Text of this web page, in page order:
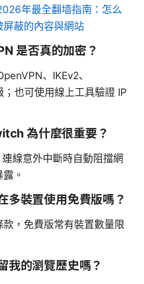
年最全翻墙指南：怎么
蔽的內容與網站
是否真的加密？
、IKEv2、
也可使用線上工具驗證 IP
為什麼很重要？
線意外中斷時自動阻擋網
。
多裝置使用免費版嗎？
，免費版常有裝置數量限
我的瀏覽歷史嗎？